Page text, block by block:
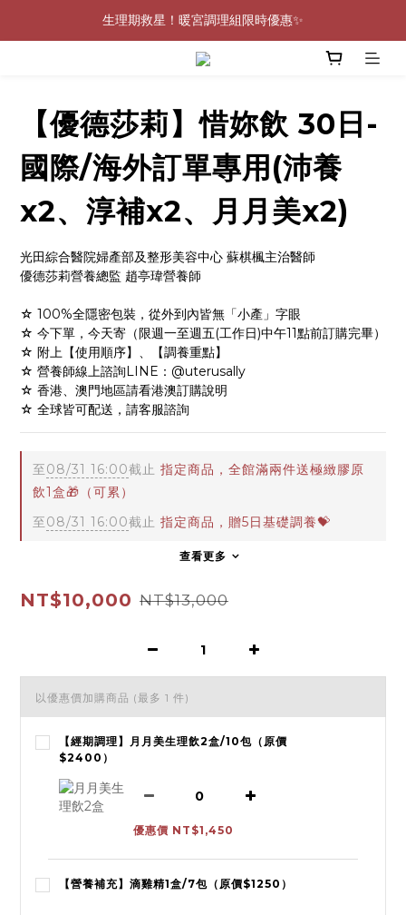
0805-0808指定商品滿$2000結帳88折💖
生理期救星！暖宮調理組限時優惠✨
0805-0808指定商品滿$2000結帳88折💖
【優德莎莉】惜妳飲 30日-
國際/海外訂單專用(沛養
x2、淳補x2、月月美x2)
光田綜合醫院婦產部及整形美容中心 蘇棋楓主治醫師
優德莎莉營養總監 趙亭瑋營養師
☆ 100%全隱密包裝，從外到內皆無「小產」字眼
☆ 今下單，今天寄（限週一至週五(工作日)中午11點前訂購完畢）
☆ 附上【使用順序】、【調養重點】
☆ 營養師線上諮詢LINE：@uterusally
☆ 香港、澳門地區請看港澳訂購說明
☆ 全球皆可配送，請客服諮詢
至08/31 16:00截止 指定商品，全館滿兩件送極緻膠原
飲1盒🎁（可累）
至08/31 16:00截止 指定商品，贈5日基礎調養💝
查看更多
NT$10,000 NT$13,000
以優惠價加購商品 (最多 1 件)
【經期調理】月月美生理飲2盒/10包（原價
$2400）
優惠價 NT$1,450
【營養補充】滴雞精1盒/7包（原價$1250）